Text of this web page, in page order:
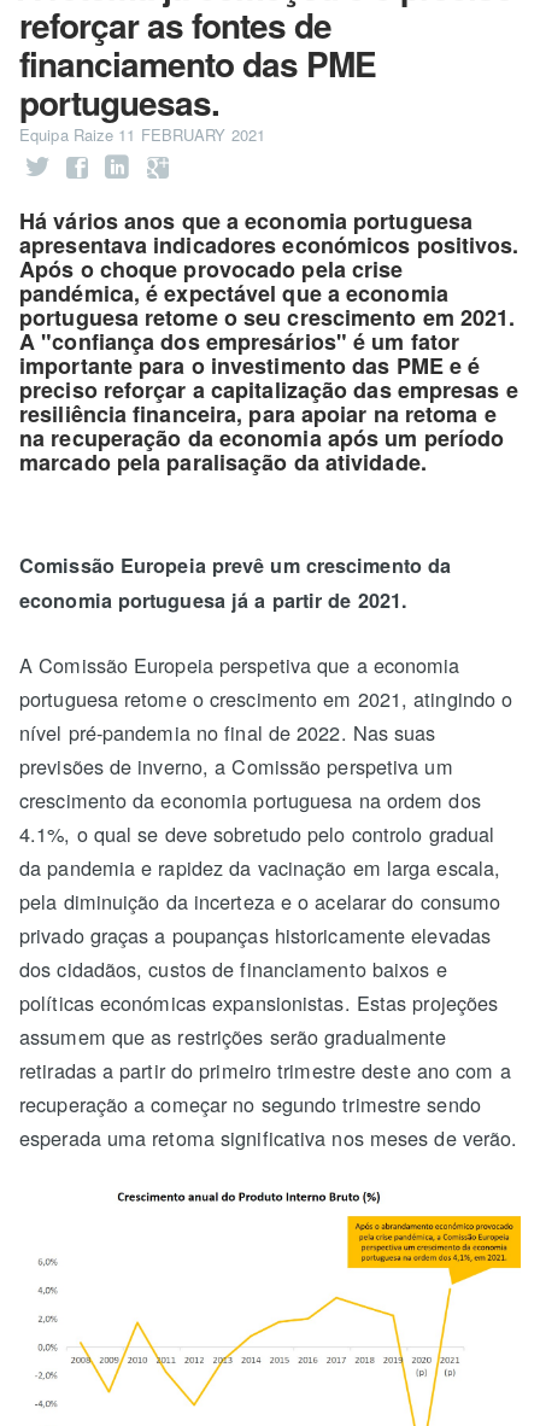
reforçar as fontes de
financiamento das PME
portuguesas.
Equipa Raize 11 FEBRUARY 2021
Há vários anos que a economia portuguesa
apresentava indicadores económicos positivos.
Após o choque provocado pela crise
pandémica, é expectável que a economia
portuguesa retome o seu crescimento em 2021.
A "confiança dos empresários" é um fator
importante para o investimento das PME e é
preciso reforçar a capitalização das empresas e
resiliência financeira, para apoiar na retoma e
na recuperação da economia após um período
marcado pela paralisação da atividade.
Comissão Europeia prevê um crescimento da
economia portuguesa já a partir de 2021.
A Comissão Europeia perspetiva que a economia
portuguesa retome o crescimento em 2021, atingindo o
nível pré-pandemia no final de 2022. Nas suas
previsões de inverno, a Comissão perspetiva um
crescimento da economia portuguesa na ordem dos
4.1%, o qual se deve sobretudo pelo controlo gradual
da pandemia e rapidez da vacinação em larga escala,
pela diminuição da incerteza e o acelarar do consumo
privado graças a poupanças historicamente elevadas
dos cidadãos, custos de financiamento baixos e
políticas económicas expansionistas. Estas projeções
assumem que as restrições serão gradualmente
retiradas a partir do primeiro trimestre deste ano com a
recuperação a começar no segundo trimestre sendo
esperada uma retoma significativa nos meses de verão.